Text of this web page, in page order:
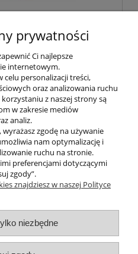
zł
KONTO
prywatności
Ci najlepsze
internetowym.
personalizacji treści,
oraz analizowania ruchu
z naszej strony są
w zakresie mediów
analiz.
wyrażasz zgodę na używanie
nam optymalizację i
ruchu na stronie.
preferencjami dotyczącymi
zgody”.
znajdziesz w naszej Polityce
niezbędne